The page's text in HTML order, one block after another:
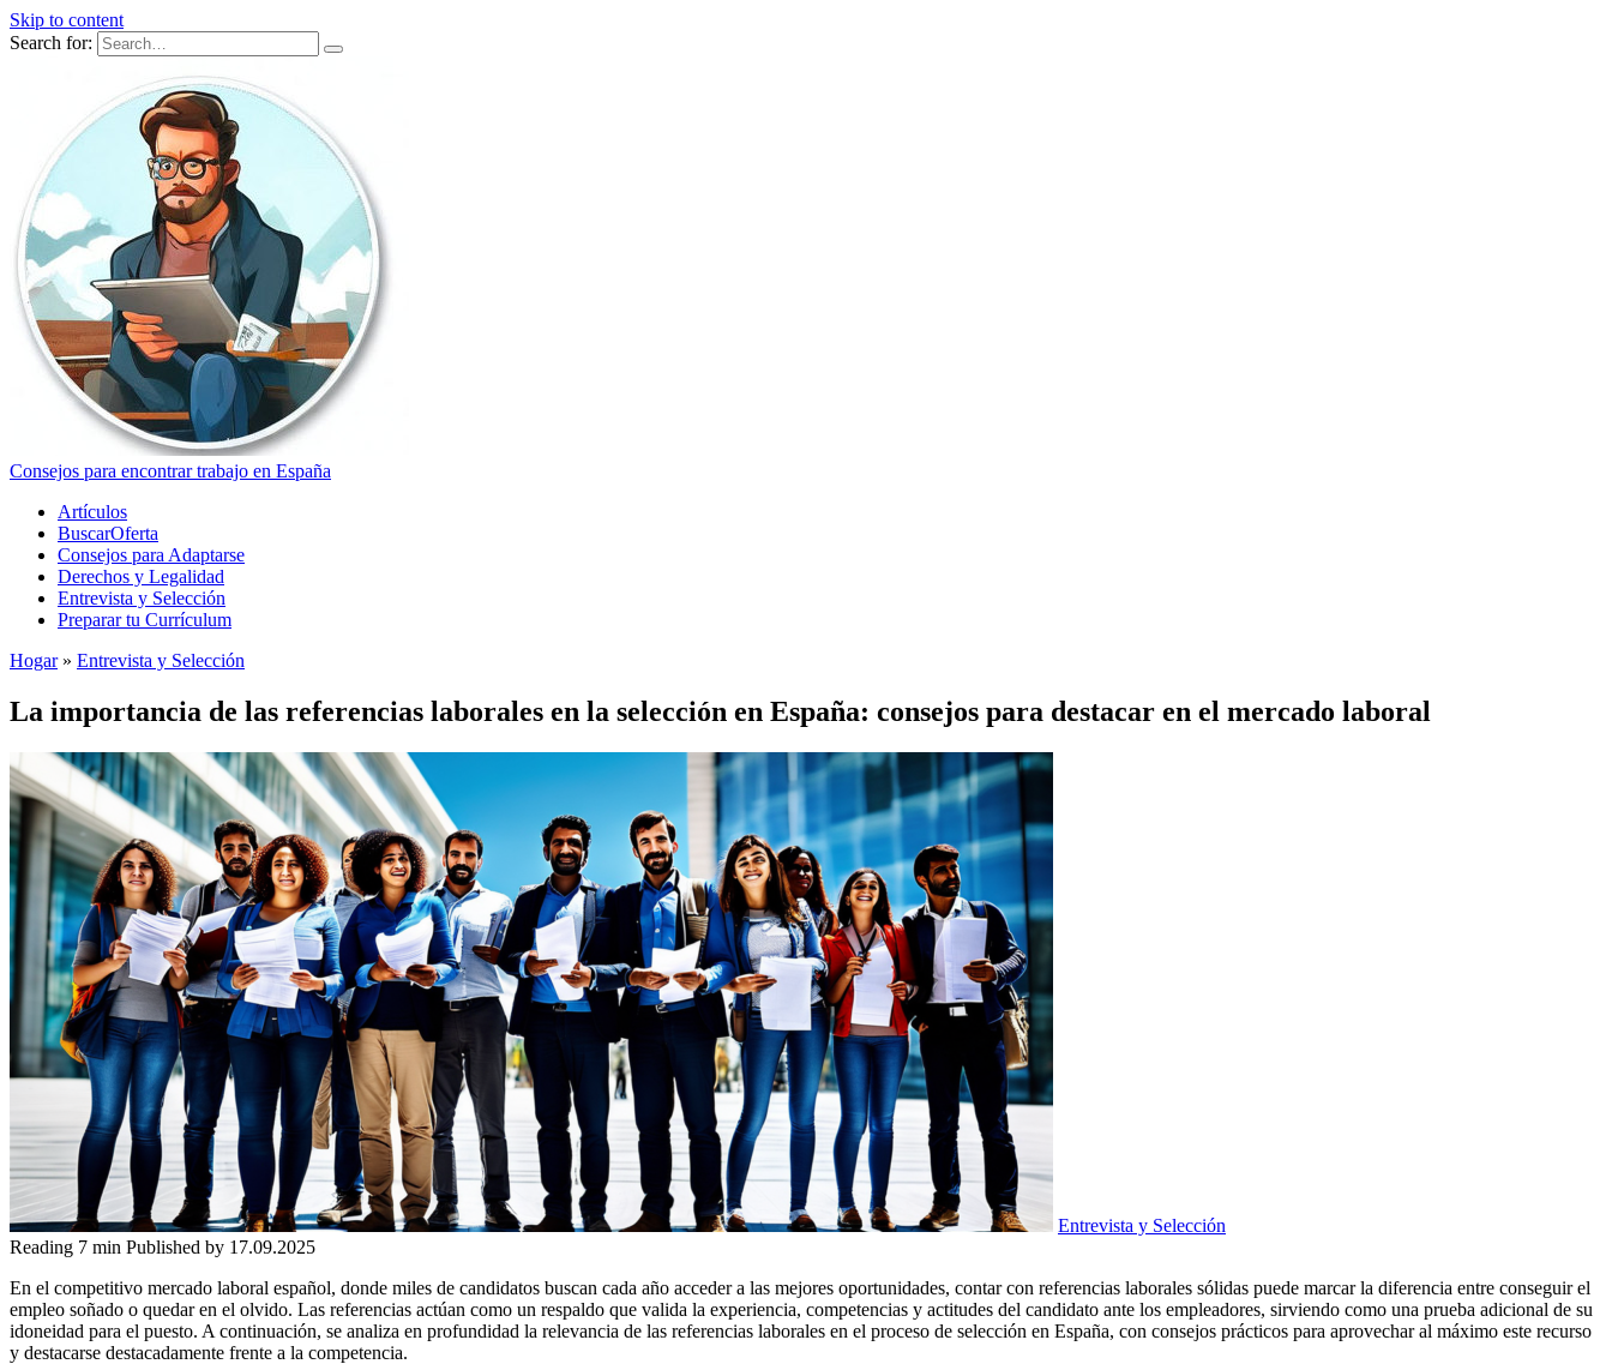
Skip to content
Search for:
Consejos para encontrar trabajo en España
Artículos
BuscarOferta
Consejos para Adaptarse
Derechos y Legalidad
Entrevista y Selección
Preparar tu Currículum
Hogar» Entrevista y Selección
La importancia de las referencias laborales en la selección en España: consejos para destacar en el mercado laboral
Entrevista y Selección
Reading 7 min Published by 17.09.2025
En el competitivo mercado laboral español, donde miles de candidatos buscan cada año acceder a las mejores oportunidades, contar con referencias laborales sólidas puede marcar la diferencia entre conseguir el
empleo soñado o quedar en el olvido. Las referencias actúan como un respaldo que valida la experiencia, competencias y actitudes del candidato ante los empleadores, sirviendo como una prueba adicional de su
idoneidad para el puesto. A continuación, se analiza en profundidad la relevancia de las referencias laborales en el proceso de selección en España, con consejos prácticos para aprovechar al máximo este recurso
y destacarse destacadamente frente a la competencia.